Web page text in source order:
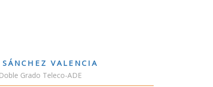
RUBÉN URRACA TORICES